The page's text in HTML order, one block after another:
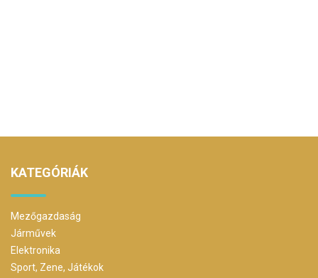
KATEGÓRIÁK
Mezőgazdaság
Járművek
Elektronika
Sport, Zene, Játékok